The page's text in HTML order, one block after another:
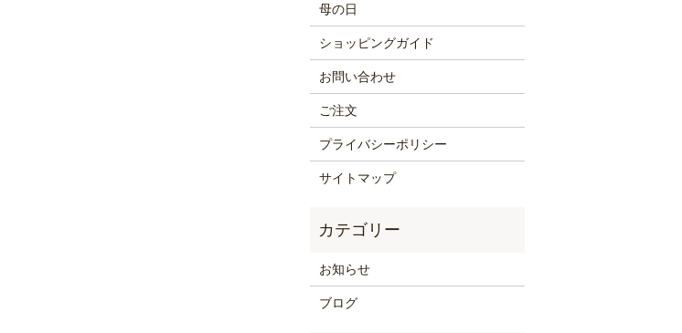
母の日
ショッピングガイド
お問い合わせ
ご注文
プライバシーポリシー
サイトマップ
お知らせ
ブログ